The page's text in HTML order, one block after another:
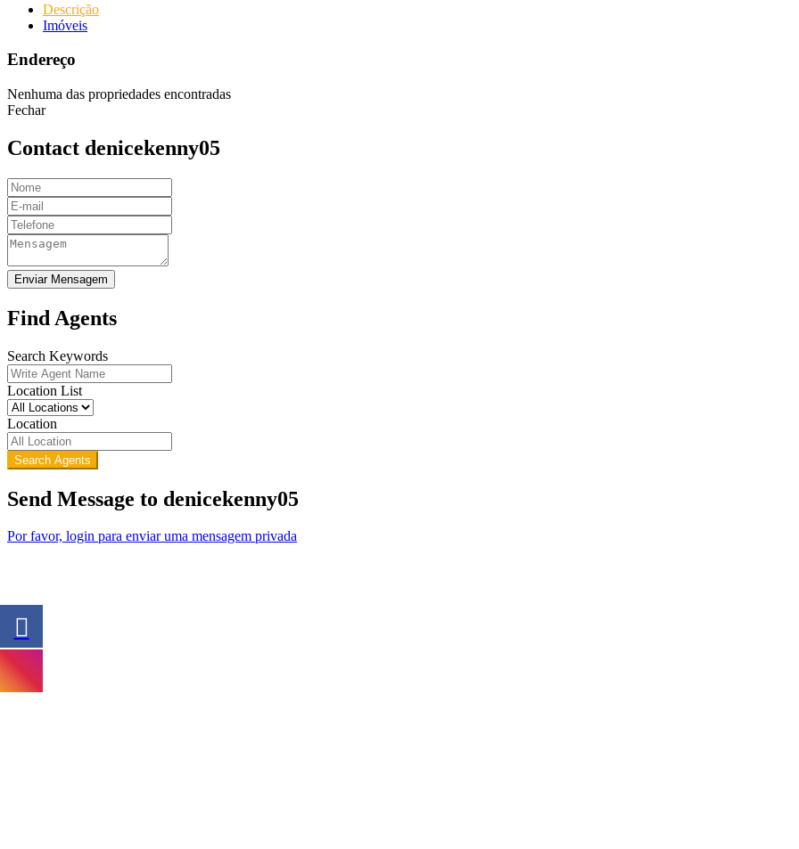
Descrição
Imóveis
Endereço
Nenhuma das propriedades encontradas
Fechar
Contact denicekenny05
Enviar Mensagem
Find Agents
Search Keywords
Location List
Location
Search Agents
Send Message to denicekenny05
Por favor, login para enviar uma mensagem privada